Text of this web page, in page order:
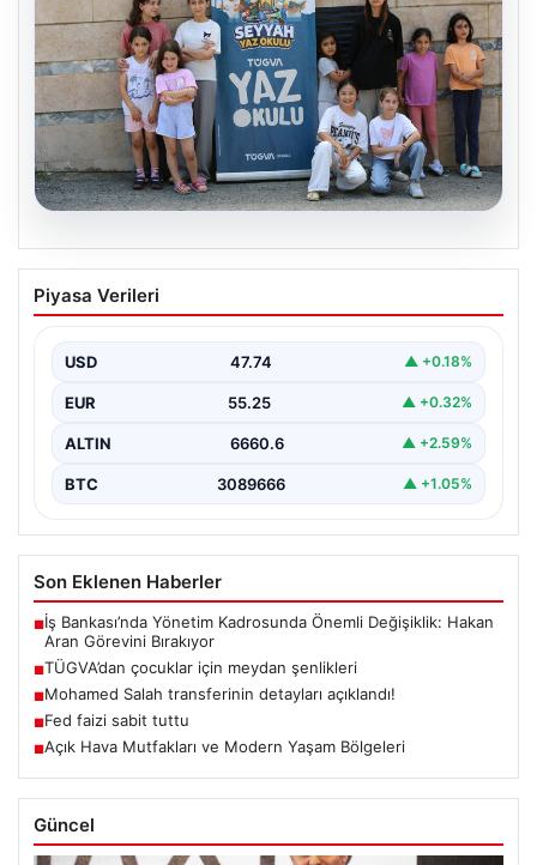
TÜGVA’dan çocuklar için meydan
şenlikleri
Piyasa Verileri
USD 47.74 ▲ +0.18%
EUR 55.25 ▲ +0.32%
ALTIN 6660.6 ▲ +2.59%
BTC 3089666 ▲ +1.05%
Son Eklenen Haberler
■İş Bankası’nda Yönetim Kadrosunda Önemli Değişiklik: Hakan
Aran Görevini Bırakıyor
■TÜGVA’dan çocuklar için meydan şenlikleri
■Mohamed Salah transferinin detayları açıklandı!
■Fed faizi sabit tuttu
■Açık Hava Mutfakları ve Modern Yaşam Bölgeleri
Güncel